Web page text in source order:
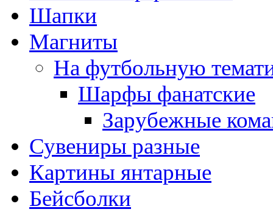
Шапки
Магниты
На футбольную
Шарфы фанатские
Зарубежные
Сувениры разные
Картины янтарные
Бейсболки